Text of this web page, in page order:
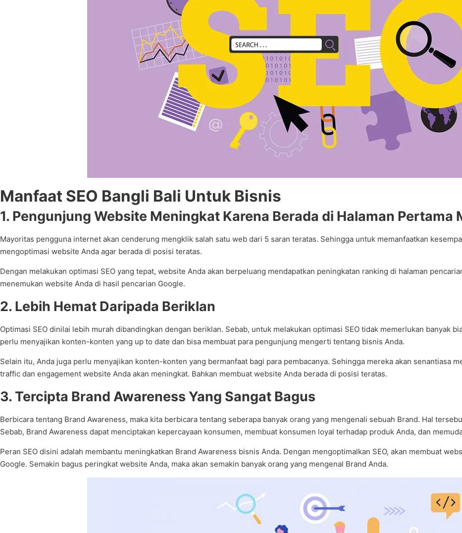
Manfaat SEO Bangli Bali Untuk Bisnis
1. Pengunjung Website Meningkat Karena Berada di Halaman Pertama
Mayoritas pengguna internet akan cenderung mengklik salah satu web dari 5 saran teratas. Sehingga untuk memanfaatkan
mengoptimasi website Anda agar berada di posisi teratas.
Dengan melakukan optimasi SEO yang tepat, website Anda akan berpeluang mendapatkan peningkatan ranking di halaman
menemukan website Anda di hasil pencarian Google.
2. Lebih Hemat Daripada Beriklan
Optimasi SEO dinilai lebih murah dibandingkan dengan beriklan. Sebab, untuk melakukan optimasi SEO tidak memerlukan banyak
perlu menyajikan konten-konten yang up to date dan bisa membuat para pengunjung mengerti tentang bisnis Anda.
Selain itu, Anda juga perlu menyajikan konten-konten yang bermanfaat bagi para pembacanya. Sehingga mereka akan senantiasa
traffic dan engagement website Anda akan meningkat. Bahkan membuat website Anda berada di posisi teratas.
3. Tercipta Brand Awareness Yang Sangat Bagus
Berbicara tentang Brand Awareness, maka kita berbicara tentang seberapa banyak orang yang mengenali sebuah Brand. Hal
Sebab, Brand Awareness dapat menciptakan kepercayaan konsumen, membuat konsumen loyal terhadap produk Anda, dan
Peran SEO disini adalah membantu meningkatkan Brand Awareness bisnis Anda. Dengan mengoptimalkan SEO, akan membuat
Google. Semakin bagus peringkat website Anda, maka akan semakin banyak orang yang mengenal Brand Anda.